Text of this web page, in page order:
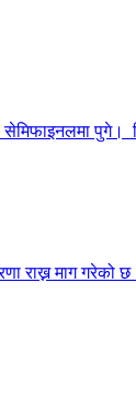
पुगे।
राख्न माग